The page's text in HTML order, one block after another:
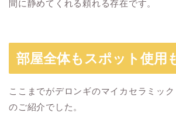
間に静めてくれる頼れる存在です。
部屋全体もスポット使用
ここまでがデロンギのマイカセラミッ
のご紹介でした。